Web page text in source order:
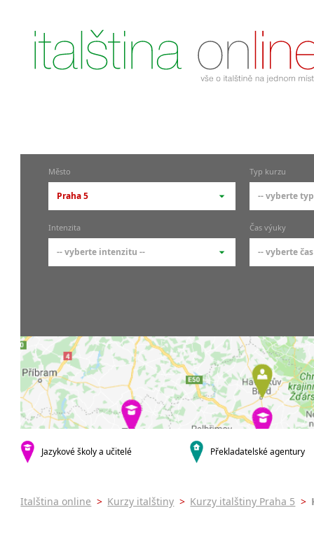
Město
Praha 5
-- vyberte město --
pražské městské části
Praha 7
Praha 9
Praha 10
krajská města
Brno
Plzeň
malá města podle abecedy
Typ kurzu
-- vyberte
-- vyberte
kurzy s
Online
Letní
Intenzita
-- vyberte intenzitu --
9-14 hodin týdně
20 a více hodin týdně
Čas výuky
-- vyberte
Večerní
Noční
Jazykové školy a učitelé Překladatelské agentury
Italština online > Kurzy italštiny > Kurzy italštiny Praha 5 >